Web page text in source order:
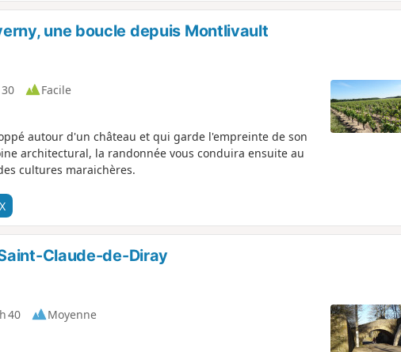
une boucle depuis Montlivault
Facile
autour d'un château et qui garde l'empreinte de son
architectural, la randonnée vous conduira ensuite au
cultures maraichères.
Claude-de-Diray
40
Moyenne